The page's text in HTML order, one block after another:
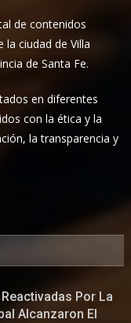
de contenidos
ciudad de Villa
de Santa Fe.
en diferentes
con la ética y la
la transparencia y
Por La
Alcanzaron El